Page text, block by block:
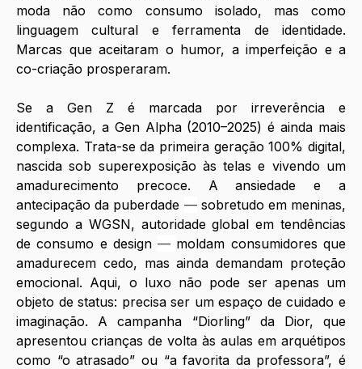
moda não como consumo isolado, mas como
linguagem cultural e ferramenta de identidade.
Marcas que aceitaram o humor, a imperfeição e a
co-criação prosperaram.
Se a Gen Z é marcada por irreverência e
identificação, a Gen Alpha (2010–2025) é ainda mais
complexa. Trata-se da primeira geração 100% digital,
nascida sob superexposição às telas e vivendo um
amadurecimento precoce. A ansiedade e a
antecipação da puberdade — sobretudo em meninas,
segundo a WGSN, autoridade global em tendências
de consumo e design — moldam consumidores que
amadurecem cedo, mas ainda demandam proteção
emocional. Aqui, o luxo não pode ser apenas um
objeto de status: precisa ser um espaço de cuidado e
imaginação. A campanha “Diorling” da Dior, que
apresentou crianças de volta às aulas em arquétipos
como “o atrasado” ou “a favorita da professora”, é